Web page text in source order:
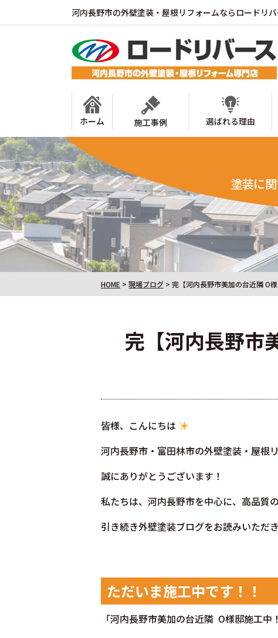
河内長野市の外壁塗装・屋根リフォームならロードリバ
ホーム 施工事例 選ばれる理由
塗装に
HOME > 現場ブログ > 完【河内長野市美加の台近隣 O
完【河内長野市
皆様、こんにちは
河内長野市・富田林市の外壁塗装・屋根
誠にありがとうございます！
私たちは、河内長野市を中心に、高品質
引き続き外壁塗装ブログをお読みいただ
ただいま施工中です！！
「河内長野市美加の台近隣 O様邸施工中